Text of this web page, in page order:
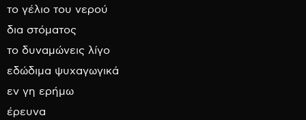
το γέλιο του νερού
δια στόματος
το δυναμώνεις λίγο
εδώδιμα ψυχαγωγικά
εν γη ερήμω
έρευνα